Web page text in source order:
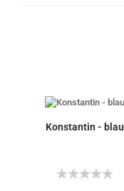
Konstantin - blau